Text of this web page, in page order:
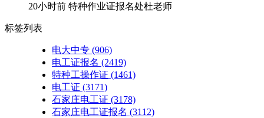
20小时前 特种作业证报名处杜老师
标签列表
电大中专 (906)
电工证报名 (2419)
特种工操作证 (1461)
电工证 (3171)
石家庄电工证 (3178)
石家庄电工证报名 (3112)